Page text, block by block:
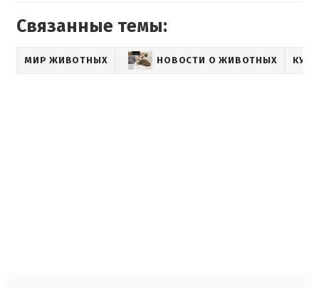
Связанные темы:
МИР ЖИВОТНЫХ НОВОСТИ О ЖИВОТНЫХ